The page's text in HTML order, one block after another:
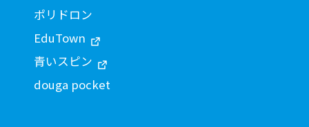
ポリドロン
EduTown
青いスピン
douga pocket